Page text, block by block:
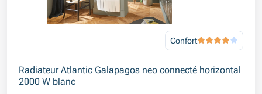
Confort
Radiateur Atlantic Galapagos neo connecté horizontal
2000 W blanc